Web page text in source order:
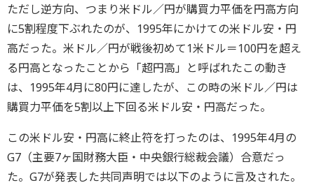
ただし逆方向、つまり米ドル／円が購買力平価を円高方向
に5割程度下ぶれたのが、1995年にかけての米ドル安・円
高だった。米ドル／円が戦後初めて1米ドル＝100円を超え
る円高となったことから「超円高」と呼ばれたこの動き
は、1995年4月に80円に達したが、この時の米ドル／円は
購買力平価を5割以上下回る米ドル安・円高だった。
この米ドル安・円高に終止符を打ったのは、1995年4月の
G7（主要7ヶ国財務大臣・中央銀行総裁会議）合意だっ
た。G7が発表した共同声明では以下のように言及された。